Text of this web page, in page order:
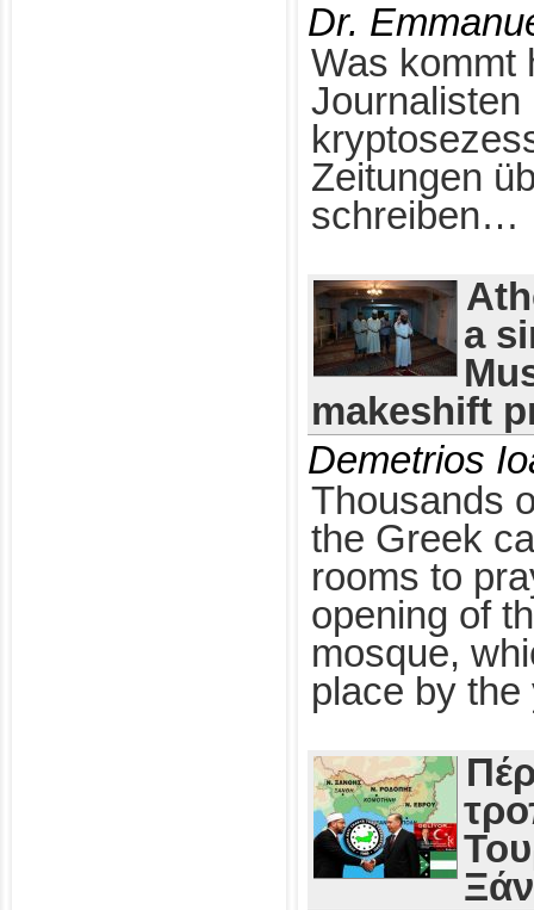
Dr.
Was kommt
Journalisten
Zeitungen
schreiben…
a
makeshift
Demetrios
Thousands
the Greek
rooms to
opening of
mosque,
place by the